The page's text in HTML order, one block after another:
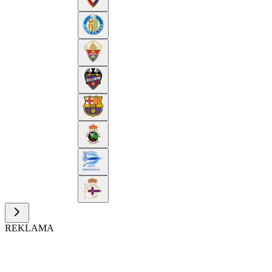
REKLAMA